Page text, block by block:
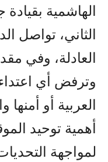
الهاشمية بقيادة
الثاني، تواصل
العادلة، وفي
وترفض أي
العربية أو
أهمية توحيد
لمواجهة